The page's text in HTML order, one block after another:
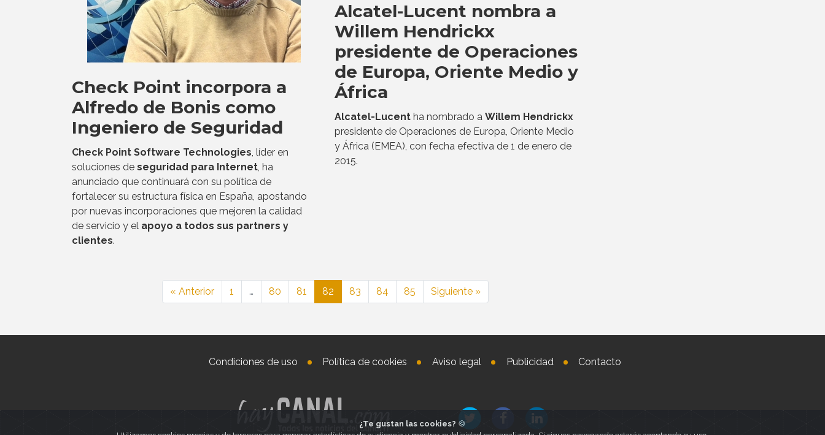
Check Point incorpora a
Alfredo de Bonis como
Ingeniero de Seguridad
Check Point Software Technologies, líder en
soluciones de seguridad para Internet, ha
anunciado que continuará con su política de
fortalecer su estructura física en España, apostando
por nuevas incorporaciones que mejoren la calidad
de servicio y el apoyo a todos sus partners y
clientes.
Alcatel-Lucent nombra a
Willem Hendrickx
presidente de Operaciones
de Europa, Oriente Medio y
África
Alcatel-Lucentha nombrado a Willem Hendrickx
presidente de Operaciones de Europa, Oriente Medio
y África (EMEA), con fecha efectiva de 1 de enero de
2015.
« Anterior 1 … 80 81 82 83 84 85 Siguiente »
Condiciones de uso Política de cookies Aviso legal Publicidad Contacto
¿Te gustan las cookies? 🍪